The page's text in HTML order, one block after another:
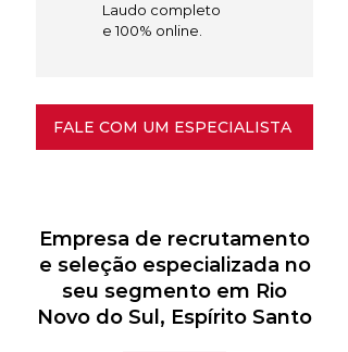
Laudo completo
e 100% online.
FALE COM UM ESPECIALISTA
Empresa de recrutamento
e seleção especializada no
seu segmento em Rio
Novo do Sul, Espírito Santo